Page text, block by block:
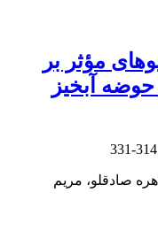
مؤثر بر
آبخیز
314-331
صادقلو، مریم